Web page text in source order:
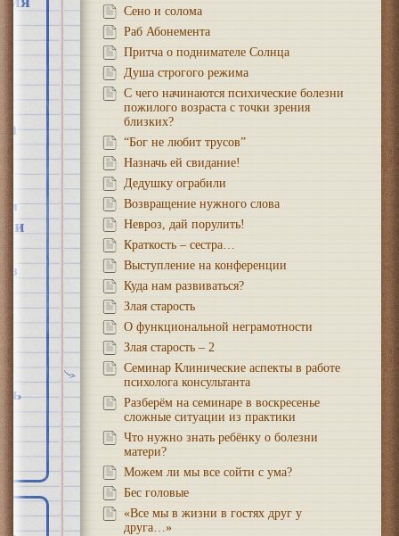
Сено и солома
Раб Абонемента
Притча о поднимателе Солнца
Душа строгого режима
С чего начинаются психические болезни
пожилого возраста с точки зрения
близких?
“Бог не любит трусов”
Назначь ей свидание!
Дедушку ограбили
Возвращение нужного слова
Невроз, дай порулить!
Краткость – сестра…
Выступление на конференции
Куда нам развиваться?
Злая старость
О функциональной неграмотности
Злая старость – 2
Семинар Клинические аспекты в работе
психолога консультанта
Разберём на семинаре в воскресенье
сложные ситуации из практики
Что нужно знать ребёнку о болезни
матери?
Можем ли мы все сойти с ума?
Бес головые
«Все мы в жизни в гостях друг у
друга…»